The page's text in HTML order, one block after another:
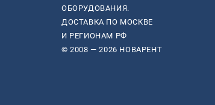
ОБОРУДОВАНИЯ.
ДОСТАВКА ПО МОСКВЕ
И РЕГИОНАМ РФ
© 2008 — 2026 НОВАРЕНТ